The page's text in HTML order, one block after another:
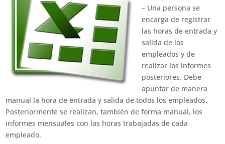
– Una persona se
encarga de registrar
las horas de entrada y
salida de los
empleados y de
realizar los informes
posteriores. Debe
apuntar de manera
manual la hora de entrada y salida de todos los empleados.
Posteriormente se realizan, también de forma manual, los
informes mensuales con las horas trabajadas de cada
empleado.